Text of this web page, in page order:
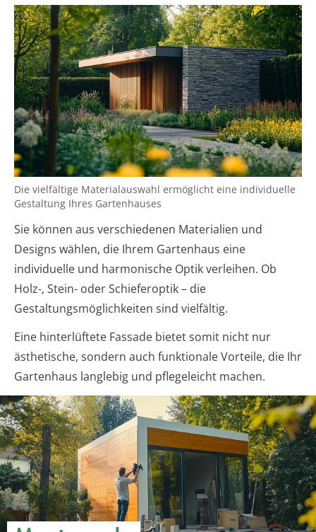
Die vielfältige Materialauswahl ermöglicht eine individuelle
Gestaltung Ihres Gartenhauses
Sie können aus verschiedenen Materialien und
Designs wählen, die Ihrem Gartenhaus eine
individuelle und harmonische Optik verleihen. Ob
Holz-, Stein- oder Schieferoptik – die
Gestaltungsmöglichkeiten sind vielfältig.
Eine hinterlüftete Fassade bietet somit nicht nur
ästhetische, sondern auch funktionale Vorteile, die Ihr
Gartenhaus langlebig und pflegeleicht machen.